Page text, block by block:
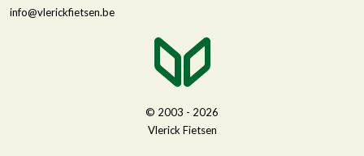
info@vlerickfietsen.be
© 2003 - 2026
Vlerick Fietsen